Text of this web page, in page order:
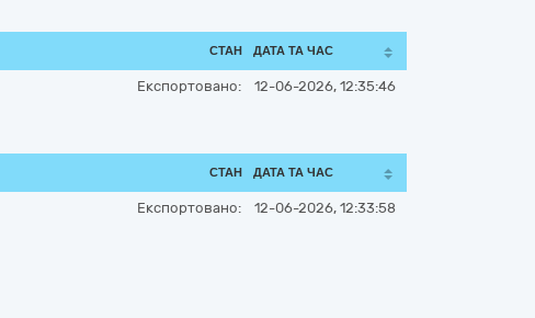
СТАН ДАТА ТА ЧАС
Експортовано: 12-06-2026, 12:35:46
СТАН ДАТА ТА ЧАС
Експортовано: 12-06-2026, 12:33:58